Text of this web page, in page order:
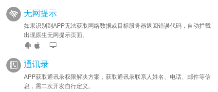
无网提示
如果识别到APP无法获取网络数据或目标服务器返回错误代码，自动拦截
出现原生无网提示页面。
|
通讯录
APP获取通讯录权限解决方案，获取通讯录联系人姓名、电话、邮件等信
息，需二次开发自行定义。